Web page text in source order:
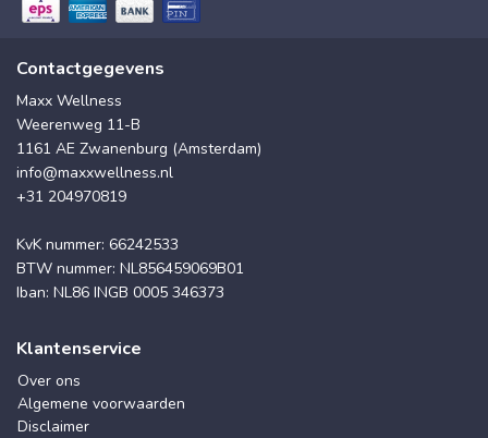
Contactgegevens
Maxx Wellness
Weerenweg 11-B
1161 AE Zwanenburg (Amsterdam)
info@maxxwellness.nl
+31 204970819
KvK nummer: 66242533
BTW nummer: NL856459069B01
Iban: NL86 INGB 0005 346373
Klantenservice
Over ons
Algemene voorwaarden
Disclaimer